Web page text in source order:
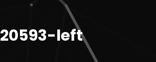
20593-left